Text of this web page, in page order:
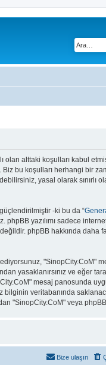
alttaki koşulları kabul
Biz bu koşulları herhangi bir
yasal olarak sınırlı
güçlendirilmiştir -ki bu da “
yazılımı sadece
phpBB hakkında daha
"SinopCity.CoM"
yasaklanırsınız ve eğer
mesaj panosunda
bilginin veritabanında
"SinopCity.CoM" veya
Bize ulaşın